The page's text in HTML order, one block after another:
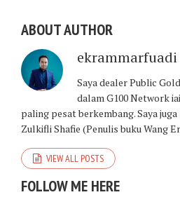
ABOUT AUTHOR
ekrammarfuadi
Saya dealer Public
dalam G100 Network
paling pesat berkembang. Saya
Zulkifli Shafie (Penulis buku Wang
VIEW ALL POSTS
FOLLOW ME HERE